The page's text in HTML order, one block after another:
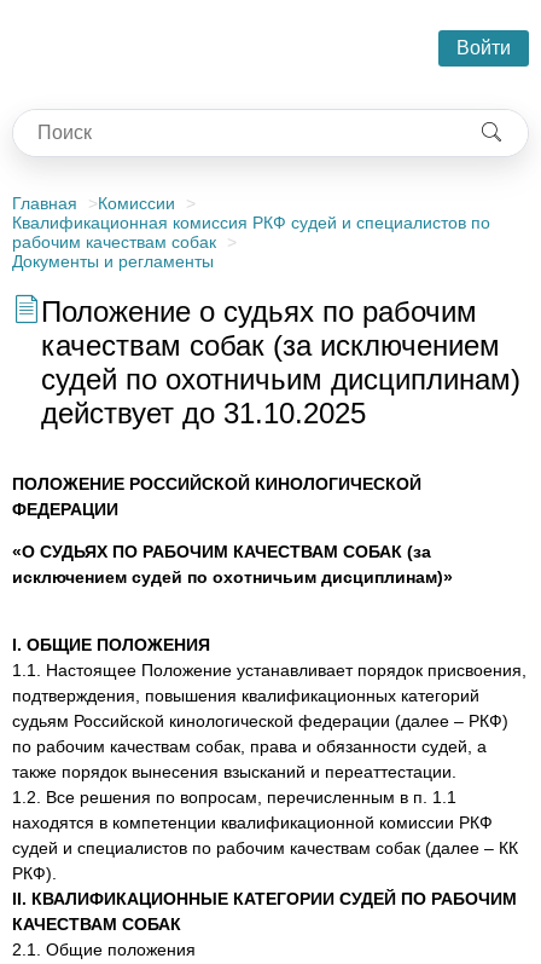
Войти
Главная
Комиссии
Квалификационная комиссия РКФ судей и специалистов по
рабочим качествам собак
Документы и регламенты
Положение о судьях по рабочим
качествам собак (за исключением
судей по охотничьим дисциплинам)
действует до 31.10.2025
ПОЛОЖЕНИЕ РОССИЙСКОЙ КИНОЛОГИЧЕСКОЙ
ФЕДЕРАЦИИ
«О СУДЬЯХ ПО РАБОЧИМ КАЧЕСТВАМ СОБАК (за
исключением судей по охотничьим дисциплинам)»
I. ОБЩИЕ ПОЛОЖЕНИЯ
1.1. Настоящее Положение устанавливает порядок присвоения,
подтверждения, повышения квалификационных категорий
судьям Российской кинологической федерации (далее – РКФ)
по рабочим качествам собак, права и обязанности судей, а
также порядок вынесения взысканий и переаттестации.
1.2. Все решения по вопросам, перечисленным в п. 1.1
находятся в компетенции квалификационной комиссии РКФ
судей и специалистов по рабочим качествам собак (далее – КК
РКФ).
II. КВАЛИФИКАЦИОННЫЕ КАТЕГОРИИ СУДЕЙ ПО РАБОЧИМ
КАЧЕСТВАМ СОБАК
2.1. Общие положения